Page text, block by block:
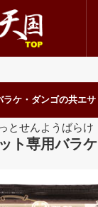
ラケ・ダンゴの共エサ
とせんようばらけ
ト専用バラケ